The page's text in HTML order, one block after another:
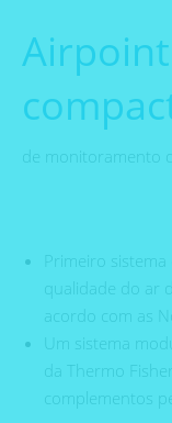
de monitoramento
Primeiro
qualidade do ar
acordo com as
Um sistema
da Thermo
complementos